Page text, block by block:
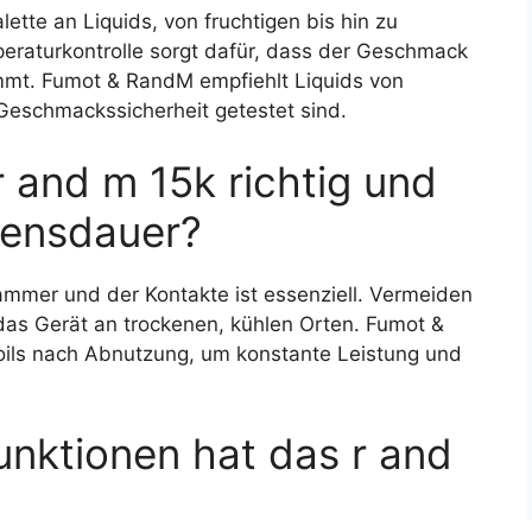
an Liquids, von fruchtigen bis hin zu
sorgt dafür, dass der Geschmack
Fumot & RandM empfiehlt Liquids von
getestet sind.
m 15k richtig und
und der Kontakte ist essenziell. Vermeiden
Gerät an trockenen, kühlen Orten. Fumot &
nach Abnutzung, um konstante Leistung und
hat das r and